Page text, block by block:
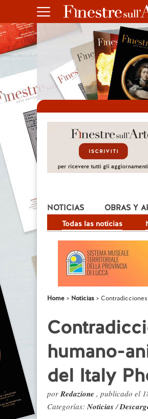
NOTICIAS
Todas las noticias
OBRAS Y
Home Noticias
humano-
del Italy
porRedazione , publicado el
Categorías:Noticias/